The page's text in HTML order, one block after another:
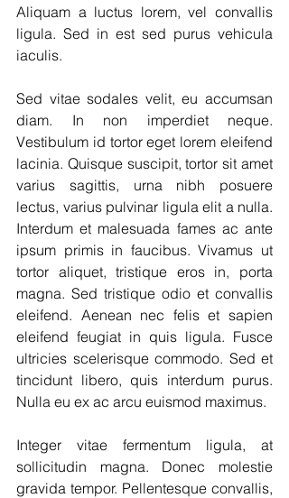
Aliquam a luctus lorem, vel convallis
ligula. Sed in est sed purus vehicula
iaculis.
Sed vitae sodales velit, eu accumsan
diam. In non imperdiet neque.
Vestibulum id tortor eget lorem eleifend
lacinia. Quisque suscipit, tortor sit amet
varius sagittis, urna nibh posuere
lectus, varius pulvinar ligula elit a nulla.
Interdum et malesuada fames ac ante
ipsum primis in faucibus. Vivamus ut
tortor aliquet, tristique eros in, porta
magna. Sed tristique odio et convallis
eleifend. Aenean nec felis et sapien
eleifend feugiat in quis ligula. Fusce
ultricies scelerisque commodo. Sed et
tincidunt libero, quis interdum purus.
Nulla eu ex ac arcu euismod maximus.
Integer vitae fermentum ligula, at
sollicitudin magna. Donec molestie
gravida tempor. Pellentesque convallis,